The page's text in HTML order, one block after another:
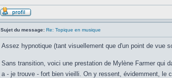
Sujet du message: Re: Topique en musique
Assez hypnotique (tant visuellement que d'un point de vue
Sans transition, voici une prestation de Mylène Farmer qui
a - je trouve - fort bien vieilli. On y ressent, évidemment, le